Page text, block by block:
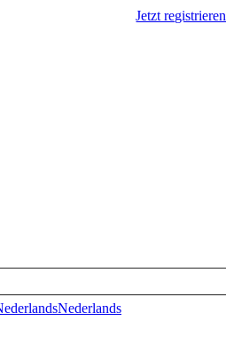
Jetzt registrieren
Nederlands